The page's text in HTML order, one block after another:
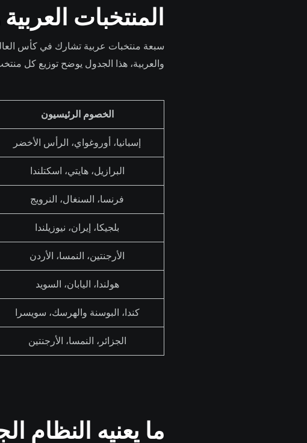
المنتخبات
والعربية، هذا الجدول يوضح توزيع كل
الخصوم الرئيسيون
إسبانيا، أوروغواي، الرأس الأخضر
البرازيل، هايتي، اسكتلندا
فرنسا، السنغال، النرويج
بلجيكا، إيران، نيوزيلندا
الأرجنتين، النمسا، الأردن
هولندا، اليابان، السويد
كندا، البوسنة والهرسك، سويسرا
الجزائر، النمسا، الأرجنتين
ما يعنيه النظام